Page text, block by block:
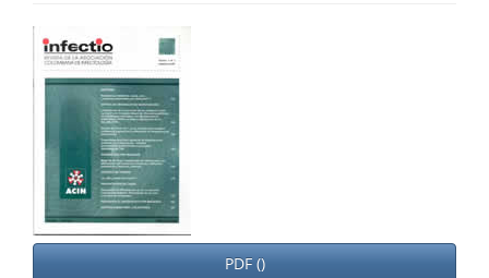
Barra
lateral
del
artículo
PDF ()